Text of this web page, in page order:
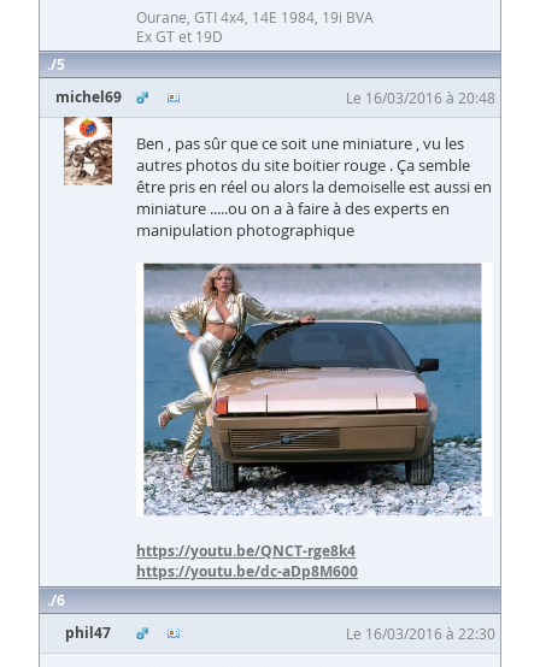
Ourane, GTI 4x4, 14E 1984, 19i BVA
Ex GT et 19D
5
michel69
Le 16/03/2016 à 20:48
Ben , pas sûr que ce soit une miniature , vu les
autres photos du site boitier rouge . Ça semble
être pris en réel ou alors la demoiselle est aussi en
miniature .....ou on a à faire à des experts en
manipulation photographique
https://youtu.be/QNCT-rge8k4
https://youtu.be/dc-aDp8M600
6
phil47
Le 16/03/2016 à 22:30